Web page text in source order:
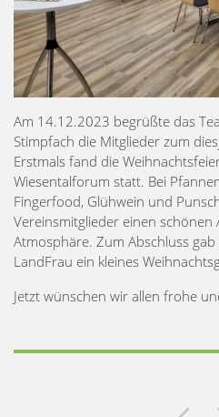
Am 14.12.2023 begrüßte das
Stimpfach die Mitglieder zum
Erstmals fand die
Wiesentalforum statt. Bei
Fingerfood, Glühwein und
Vereinsmitglieder einen
Atmosphäre. Zum Abschluss
LandFrau ein kleines
Jetzt wünschen wir allen frohe